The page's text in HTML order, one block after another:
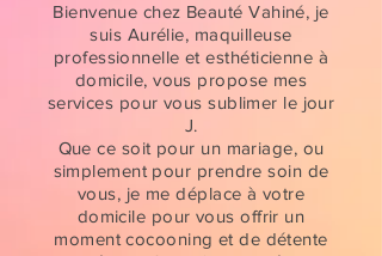
Bienvenue chez Beauté Vahiné, je
suis Aurélie, maquilleuse
professionnelle et esthéticienne à
domicile, vous propose mes
services pour vous sublimer le jour
J.
Que ce soit pour un mariage, ou
simplement pour prendre soin de
vous, je me déplace à votre
domicile pour vous offrir un
moment cocooning et de détente